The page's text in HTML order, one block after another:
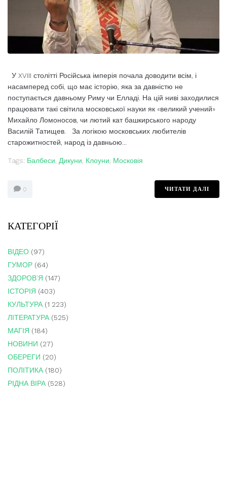
У XVIII столітті Російська імперія почала доводити всім, і
насамперед собі, що має історію, яка за давністю не
поступається давньому Риму чи Елладі. На цій ниві заходилися
працювати такі світила московської науки як «великий учений»
Михайло Ломоносов, чи лютий кат башкирського народу
Василій Татищев. За логікою московських любителів
старожитностей, народ із давньою...
Tags: Балбеси, Дикуни, Клоуни, Московія
0 ЧИТАТИ ДАЛІ
КАТЕГОРІЇ
ВІДЕО (97)
ГУМОР (64)
ЗДОРОВ'Я (147)
ІСТОРІЯ (403)
КУЛЬТУРА(1 223)
ЛІТЕРАТУРА(525)
МАГІЯ (184)
НОВИНИ (27)
ОБЕРЕГИ (20)
ПОЛІТИКА(180)
РІДНА ВІРА(528)